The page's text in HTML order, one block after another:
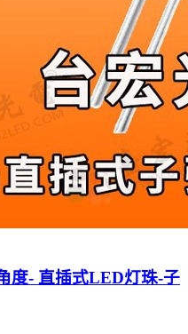
度- 直插式LED灯珠-子